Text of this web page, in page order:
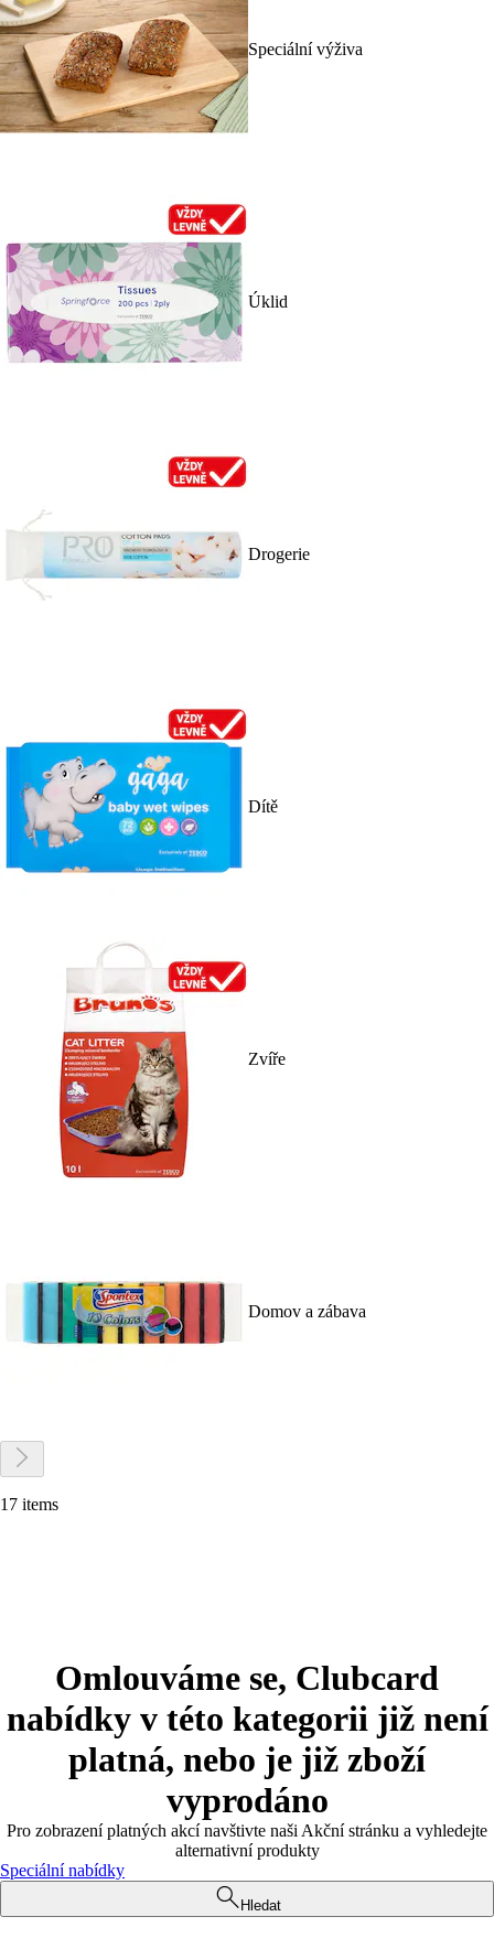
Speciální výživa
Úklid
Drogerie
Dítě
Zvíře
Domov a zábava
17 items
Omlouváme se, Clubcard
nabídky v této kategorii již není
platná, nebo je již zboží
vyprodáno
Pro zobrazení platných akcí navštivte naši Akční stránku a vyhledejte
alternativní produkty
Speciální nabídky
Hledat